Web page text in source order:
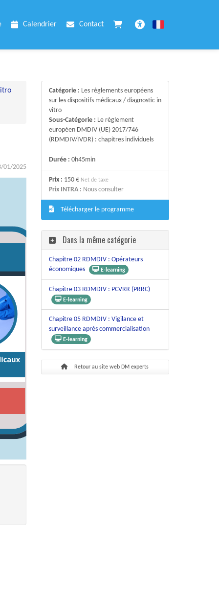
Calendrier
Contact
Français
01/2025
Catégorie : Les règlements européens
sur les dispositifs médicaux / diagnostic in
vitro
Sous-Catégorie : Le règlement
européen DMDIV (UE) 2017/746
(RDMDIV/IVDR) : chapitres individuels
Durée : 0h45min
Prix : 150 € Net de taxe
Prix INTRA : Nous consulter
Télécharger le programme
Dans la même catégorie
Chapitre 02 RDMDIV : Opérateurs
économiques
E-learning
Chapitre 03 RDMDIV : PCVRR (PRRC)
E-learning
Chapitre 05 RDMDIV : Vigilance et
surveillance après commercialisation
E-learning
Retour au site web DM experts